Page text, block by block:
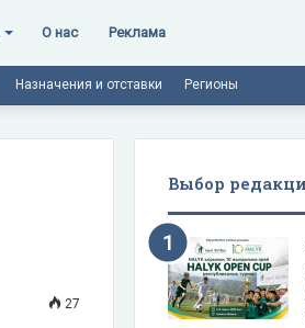
О нас Реклама
Назначения и отставки Регионы
27
Выбор